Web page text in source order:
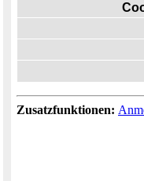
Zusatzfunktionen: